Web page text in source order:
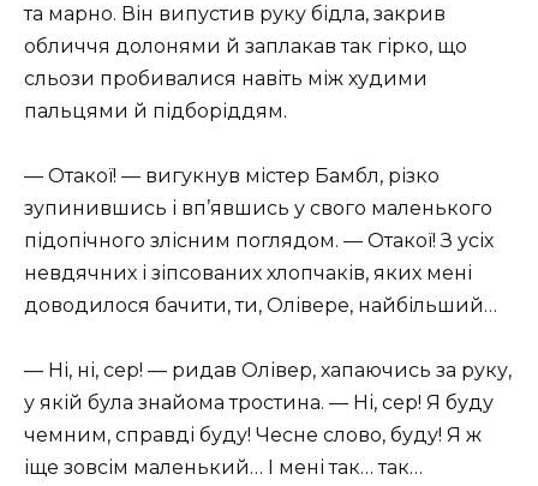
та марно. Він випустив руку бідла, закрив
обличчя долонями й заплакав так гірко, що
сльози пробивалися навіть між худими
пальцями й підборіддям.
— Отакої! — вигукнув містер Бамбл, різко
зупинившись і вп’явшись у свого маленького
підопічного злісним поглядом. — Отакої! З усіх
невдячних і зіпсованих хлопчаків, яких мені
доводилося бачити, ти, Олівере, найбільший…
— Ні, ні, сер! — ридав Олівер, хапаючись за руку,
у якій була знайома тростина. — Ні, сер! Я буду
чемним, справді буду! Чесне слово, буду! Я ж
іще зовсім маленький… І мені так… так…